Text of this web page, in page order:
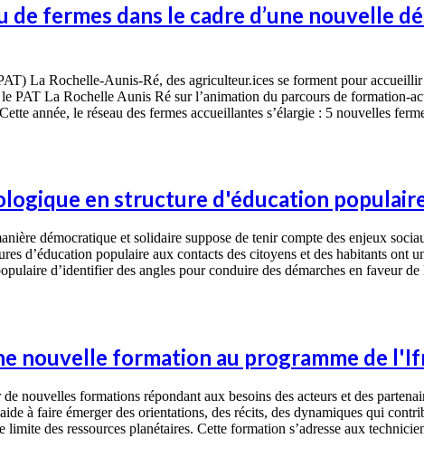
de fermes dans le cadre d’une nouvelle
La Rochelle-Aunis-Ré, des agriculteur.ices se forment pour
PAT La Rochelle Aunis Ré sur l’animation du parcours de formation-
année, le réseau des fermes accueillantes s’élargie : 5 nouvelles
en structure d'éducation
démocratique et solidaire suppose de tenir compte des enjeux
d’éducation populaire aux contacts des citoyens et des habitants ont
d’identifier des angles pour conduire des démarches en faveur
nouvelle formation au programme de
nouvelles formations répondant aux besoins des acteurs et des
à faire émerger des orientations, des récits, des dynamiques qui
des ressources planétaires. Cette formation s’adresse aux